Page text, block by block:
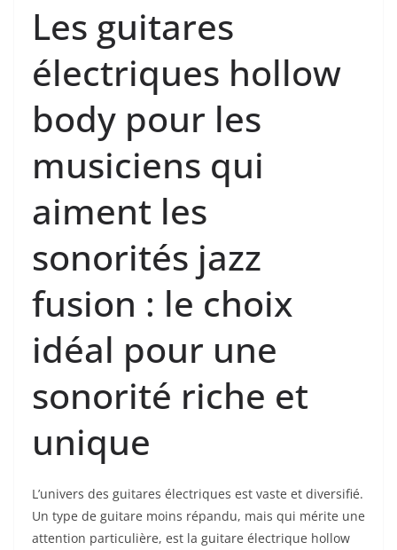
Les ​guitares
électriques hollow
body pour les
musiciens qui
aiment⁣ les⁣
sonorités jazz
⁤fusion : le ‍choix
idéal pour ‌une
⁤sonorité riche⁣ et⁣
unique
L’univers des guitares ‌électriques est vaste et diversifié.
Un type de⁤ guitare moins répandu, mais qui mérite⁤ une
attention particulière, est la guitare ⁤électrique hollow